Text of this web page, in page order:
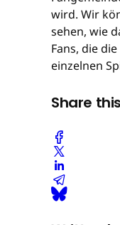
wird. Wir
sehen, wie
Fans, die
einzelnen
Share